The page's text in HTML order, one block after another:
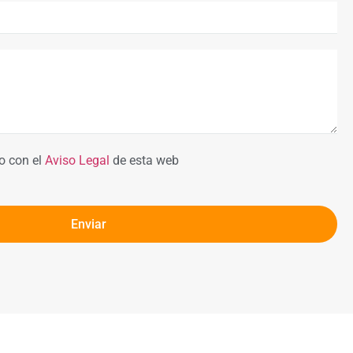
con el Aviso Legal de esta web
Enviar